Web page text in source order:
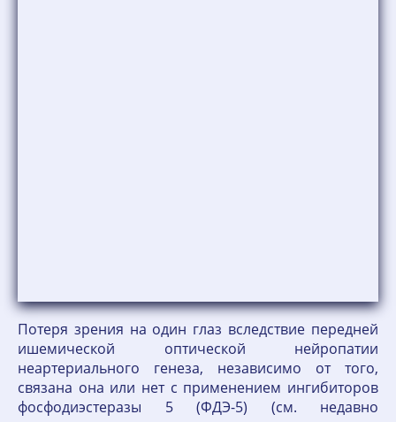
Потеря зрения на один глаз вследствие передней
ишемической оптической нейропатии
неартериального генеза, независимо от того,
связана она или нет с применением ингибиторов
фосфодиэстеразы 5 (ФДЭ-5) (см. недавно